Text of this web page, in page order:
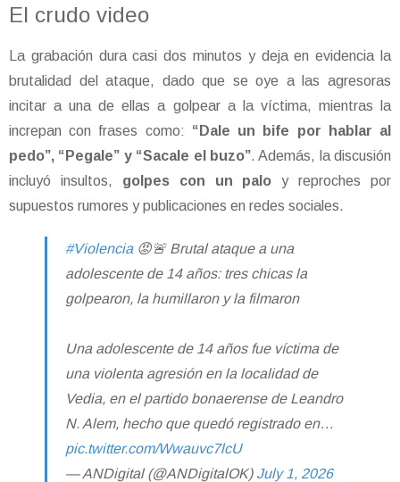
El crudo video
La grabación dura casi dos minutos y deja en evidencia la
brutalidad del ataque, dado que se oye a las agresoras
incitar a una de ellas a golpear a la víctima, mientras la
increpan con frases como: “Dale un bife por hablar al
pedo”, “Pegale” y “Sacale el buzo”. Además, la discusión
incluyó insultos, golpes con un paloy reproches por
supuestos rumores y publicaciones en redes sociales.
#Violencia😡🚨 Brutal ataque a una
adolescente de 14 años: tres chicas la
golpearon, la humillaron y la filmaron
Una adolescente de 14 años fue víctima de
una violenta agresión en la localidad de
Vedia, en el partido bonaerense de Leandro
N. Alem, hecho que quedó registrado en…
pic.twitter.com/Wwauvc7lcU
— ANDigital (@ANDigitalOK) July 1, 2026